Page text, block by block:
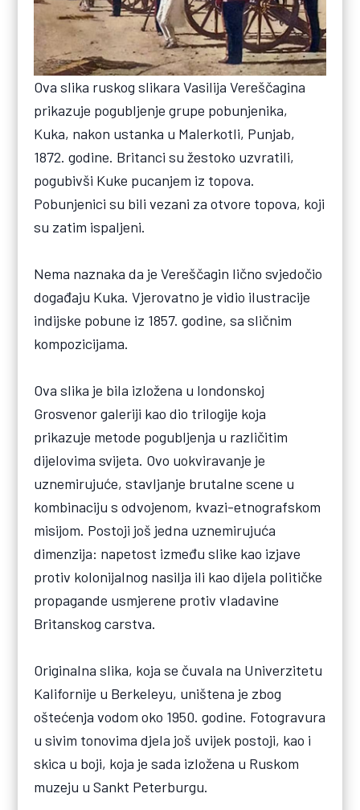
Ova slika ruskog slikara Vasilija Vereščagina
prikazuje pogubljenje grupe pobunjenika,
Kuka, nakon ustanka u Malerkotli, Punjab,
1872. godine. Britanci su žestoko uzvratili,
pogubivši Kuke pucanjem iz topova.
Pobunjenici su bili vezani za otvore topova, koji
su zatim ispaljeni.
Nema naznaka da je Vereščagin lično svjedočio
događaju Kuka. Vjerovatno je vidio ilustracije
indijske pobune iz 1857. godine, sa sličnim
kompozicijama.
Ova slika je bila izložena u londonskoj
Grosvenor galeriji kao dio trilogije koja
prikazuje metode pogubljenja u različitim
dijelovima svijeta. Ovo uokviravanje je
uznemirujuće, stavljanje brutalne scene u
kombinaciju s odvojenom, kvazi-etnografskom
misijom. Postoji još jedna uznemirujuća
dimenzija: napetost između slike kao izjave
protiv kolonijalnog nasilja ili kao dijela političke
propagande usmjerene protiv vladavine
Britanskog carstva.
Originalna slika, koja se čuvala na Univerzitetu
Kalifornije u Berkeleyu, uništena je zbog
oštećenja vodom oko 1950. godine. Fotogravura
u sivim tonovima djela još uvijek postoji, kao i
skica u boji, koja je sada izložena u Ruskom
muzeju u Sankt Peterburgu.